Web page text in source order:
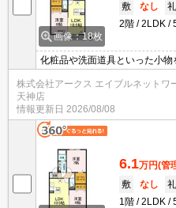
画像：18枚
敷
なし 礼
2階
2LDK
化粧品や洗面道具といった小物
充実しているので、防犯対策も
クロゼット・シューズボック
することも可能です。お家の中
導入しています。
株式会社アークス エイブルネットワ
天神店
情報更新日 2026/08/08
6.1万円(管
敷
なし 礼
1階
2LDK